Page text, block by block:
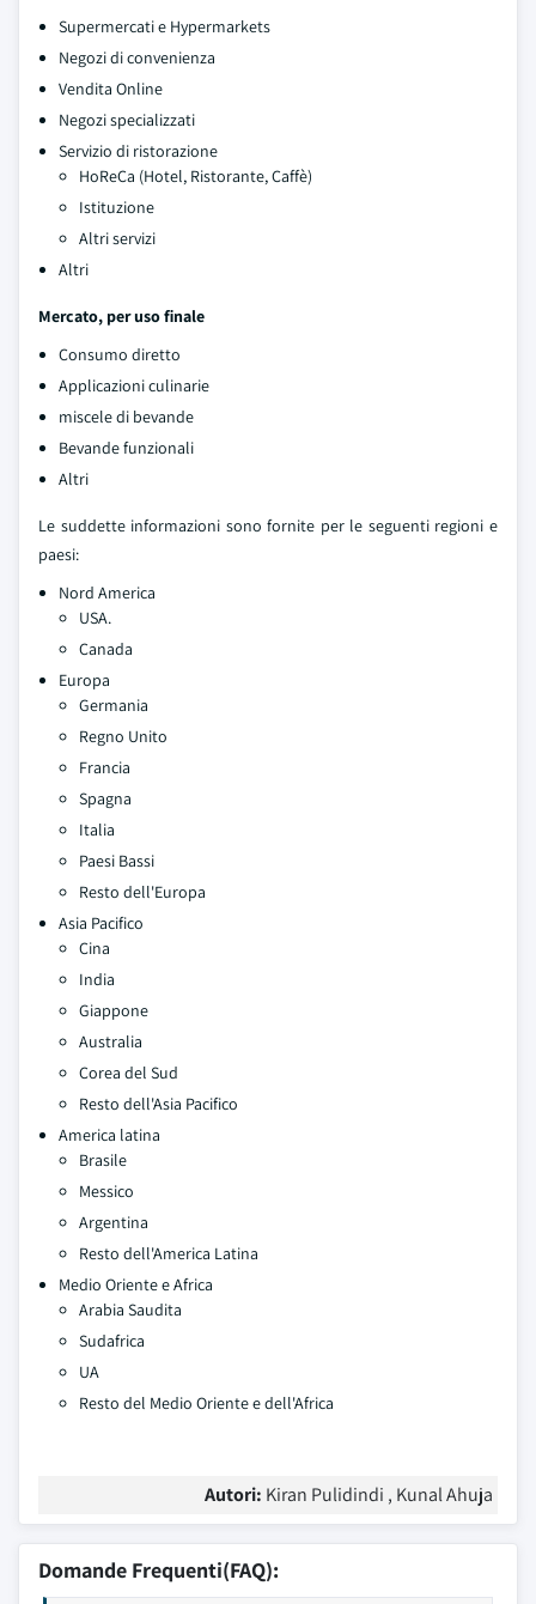
Supermercati e Hypermarkets
Negozi di convenienza
Vendita Online
Negozi specializzati
Servizio di ristorazione
HoReCa (Hotel, Ristorante, Caffè)
Istituzione
Altri servizi
Altri
Mercato, per uso finale
Consumo diretto
Applicazioni culinarie
miscele di bevande
Bevande funzionali
Altri
Le suddette informazioni sono fornite per le seguenti regioni e
paesi:
Nord America
USA.
Canada
Europa
Germania
Regno Unito
Francia
Spagna
Italia
Paesi Bassi
Resto dell'Europa
Asia Pacifico
Cina
India
Giappone
Australia
Corea del Sud
Resto dell'Asia Pacifico
America latina
Brasile
Messico
Argentina
Resto dell'America Latina
Medio Oriente e Africa
Arabia Saudita
Sudafrica
UA
Resto del Medio Oriente e dell'Africa
Autori: Kiran Pulidindi , Kunal Ahuja
Domande Frequenti(FAQ):